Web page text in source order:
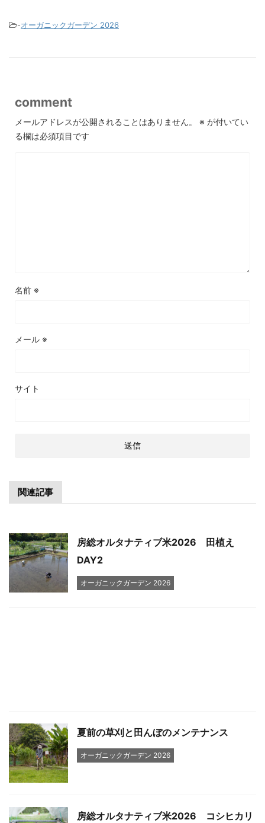
-オーガニックガーデン 2026
comment
メールアドレスが公開されることはありません。 ※ が付いてい
る欄は必須項目です
名前 ※
メール ※
サイト
関連記事
房総オルタナティブ米2026 田植え
DAY2
オーガニックガーデン 2026
夏前の草刈と田んぼのメンテナンス
オーガニックガーデン 2026
房総オルタナティブ米2026 コシヒカリ